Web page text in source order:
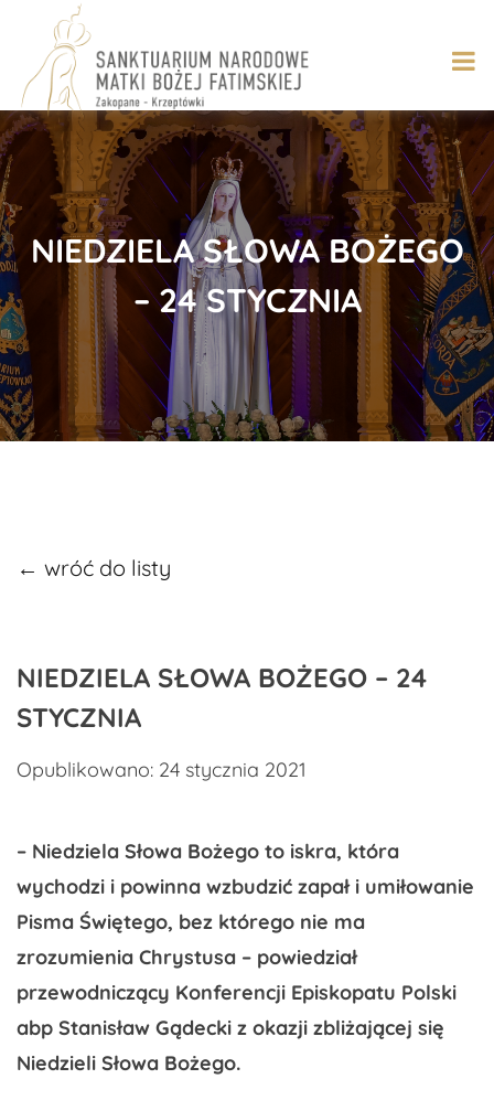
content
NIEDZIELA SŁOWA BOŻEGO
– 24 STYCZNIA
← wróć do listy
NIEDZIELA SŁOWA BOŻEGO – 24
STYCZNIA
Opublikowano: 24 stycznia 2021
– Niedziela Słowa Bożego to iskra, która
wychodzi i powinna wzbudzić zapał i umiłowanie
Pisma Świętego, bez którego nie ma
zrozumienia Chrystusa – powiedział
przewodniczący Konferencji Episkopatu Polski
abp Stanisław Gądecki z okazji zbliżającej się
Niedzieli Słowa Bożego.